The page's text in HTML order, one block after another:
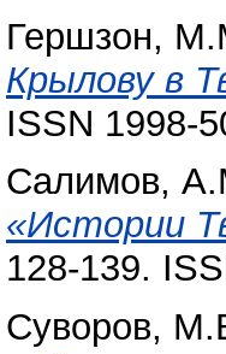
Гершзон,
Крылову в
ISSN 1998-
Салимов,
«Истории
128-139.
Суворов,